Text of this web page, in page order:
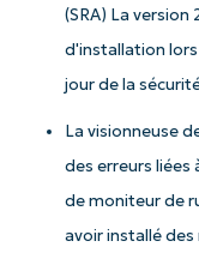
(SRA) La version
d'installation
jour de la
La visionneuse
des erreurs liées
de moniteur de
avoir installé des